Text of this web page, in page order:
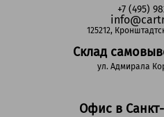
+7 (495)
125212,
Склад
ул. Адмирала
Офис в